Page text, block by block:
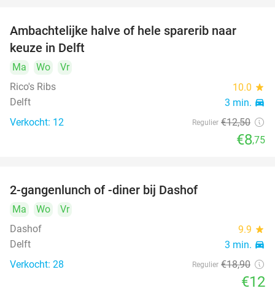
Ambachtelijke halve of hele sparerib naar
keuze in Delft
Ma Wo
Vr
Rico's Ribs
10.0 star
Delft 3 min. directions_car
Verkocht: 12 Regulier €12,50
€8,75
2-gangenlunch of -diner bij Dashof
Ma Wo
Vr
Dashof
9.9 star
Delft 3 min. directions_car
Verkocht: 28 Regulier €18,90
€12